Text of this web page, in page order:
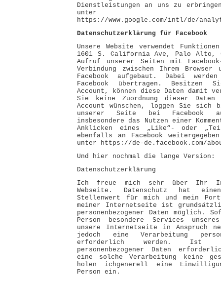
Dienstleistungen an uns zu
unter
https://www.google.com/intl/de/
Datenschutzerklärung für Facebook
Unsere Website verwendet
1601 S. California Ave, Palo Alto,
Aufruf unserer Seiten mit
Verbindung zwischen Ihrem Browser
Facebook aufgebaut. Dabei
Facebook übertragen. Besitzen
Account, können diese Daten damit
Sie keine Zuordnung dieser Daten
Account wünschen, loggen Sie sich
unserer Seite bei Facebook
insbesondere das Nutzen einer
Anklicken eines „Like“- oder
ebenfalls an Facebook
unter https://de-de.facebook.com/
Und hier nochmal die lange Version:
Datenschutzerklärung
Ich freue mich sehr über Ihr
Webseite. Datenschutz hat
Stellenwert für mich und mein
meiner Internetseite ist
personenbezogener Daten möglich.
Person besondere Services
unsere Internetseite in Anspruch
jedoch eine Verarbeitung
erforderlich werden. Ist
personenbezogener Daten
eine solche Verarbeitung keine
holen ichgenerell eine
Person ein.